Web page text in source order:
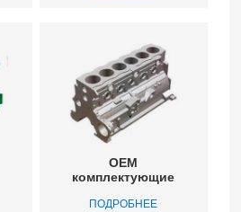
OEM
комплектующие
ПОДРОБНЕЕ